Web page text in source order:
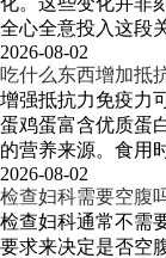
全心全意投入这段
2026-08-02
吃什么东西增加抵
增强抵抗力免疫力
蛋鸡蛋富含优质蛋
的营养来源。食用
2026-08-02
检查妇科需要空腹
检查妇科通常不需
要求来决定是否空